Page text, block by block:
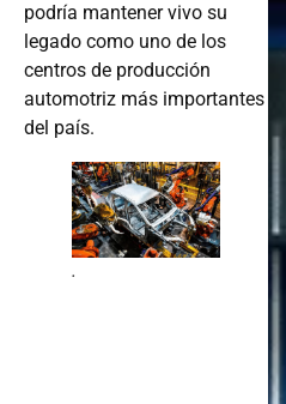
podría mantener vivo su
legado como uno de los
centros de producción
automotriz más importantes
del país.
.